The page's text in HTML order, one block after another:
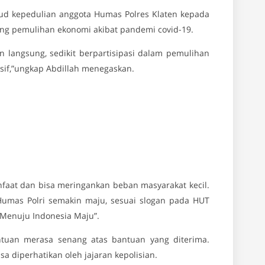
kepedulian anggota Humas Polres Klaten kepada
pemulihan ekonomi akibat pandemi covid-19.
langsung, sedikit berpartisipasi dalam pemulihan
Abdillah menegaskan.
dan bisa meringankan beban masyarakat kecil.
Polri semakin maju, sesuai slogan pada HUT
Indonesia Maju”.
merasa senang atas bantuan yang diterima.
diperhatikan oleh jajaran kepolisian.